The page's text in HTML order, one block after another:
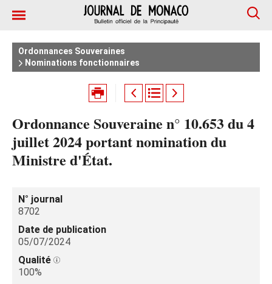
Ordonnances Souveraines
Nominations fonctionnaires
Ordonnance Souveraine n° 10.653 du 4
juillet 2024 portant nomination du
Ministre d'État.
N° journal
8702
Date de publication
05/07/2024
Qualité
100%